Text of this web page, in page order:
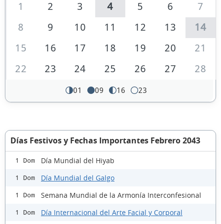
1 2 3 4 5 6
7
8
9 10 11 12 13
14
15
16 17 18 19 20
21
22
23 24 25 26 27 28
01 09 16 23
Días Festivos y Fechas Importantes Febrero 2043
1 Dom Día Mundial del Hiyab
1 Dom Día Mundial del Galgo
1 Dom Semana Mundial de la Armonía Interconfesional
1 Dom Día Internacional del Arte Facial y Corporal